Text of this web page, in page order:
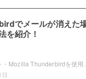
でメールが消えた
を紹介！